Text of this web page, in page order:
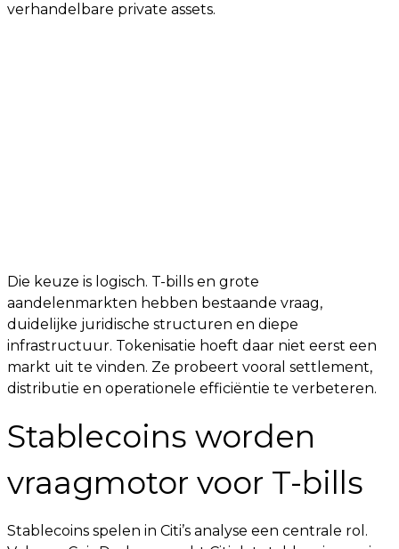
verhandelbare private assets.
Die keuze is logisch. T-bills en grote
aandelenmarkten hebben bestaande vraag,
duidelijke juridische structuren en diepe
infrastructuur. Tokenisatie hoeft daar niet eerst een
markt uit te vinden. Ze probeert vooral settlement,
distributie en operationele efficiëntie te verbeteren.
Stablecoins worden
vraagmotor voor T-bills
Stablecoins spelen in Citi’s analyse een centrale rol.